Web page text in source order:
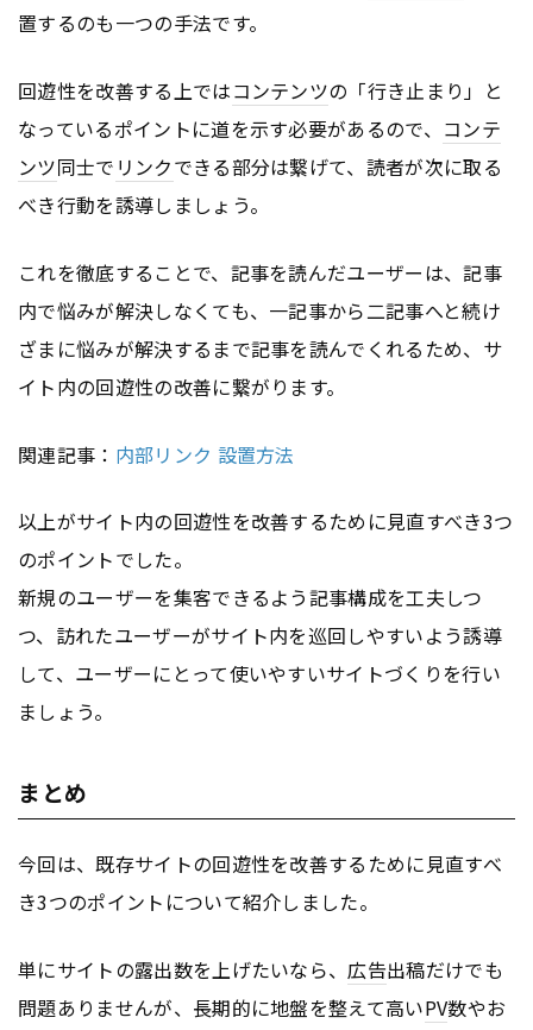
置するのも一つの手法です。
回遊性を改善する上ではコンテンツの「行き止まり」と
なっているポイントに道を示す必要があるので、 コンテ
ンツ同士で リンクできる部分は繋げて、読者が次に取る
べき行動を誘導しましょう。
これを徹底することで、記事を読んだユーザーは、記事
内で悩みが解決しなくても、一記事から二記事へと続け
ざまに悩みが解決するまで記事を読んでくれるため、サ
イト内の回遊性の改善に繋がります。
関連記事： 内部リンク 設置方法
以上がサイト内の回遊性を改善するために見直すべき3つ
のポイントでした。
新規のユーザーを集客できるよう記事構成を工夫しつ
つ、訪れたユーザーがサイト内を巡回しやすいよう誘導
して、ユーザーにとって使いやすいサイトづくりを行い
ましょう。
まとめ
今回は、既存サイトの回遊性を改善するために見直すべ
き3つのポイントについて紹介しました。
単にサイトの露出数を上げたいなら、広告出稿だけでも
問題ありませんが、長期的に地盤を整えて高いPV数やお